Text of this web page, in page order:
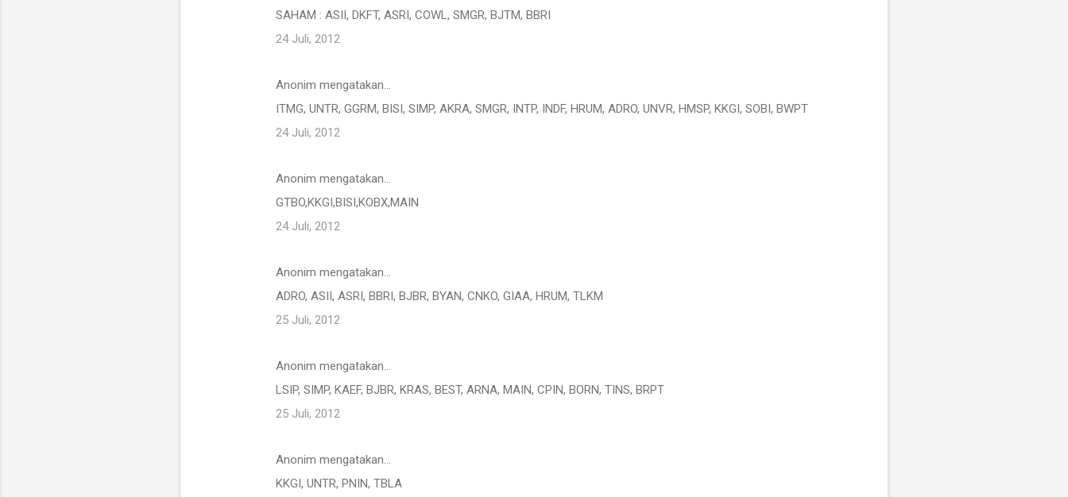
SAHAM : ASII, DKFT, ASRI, COWL, SMGR, BJTM, BBRI
24 Juli, 2012
Anonim mengatakan…
ITMG, UNTR, GGRM, BISI, SIMP, AKRA, SMGR, INTP, INDF, HRUM, ADRO, UNVR, HMSP, KKGI, SOBI, BWPT
24 Juli, 2012
Anonim mengatakan…
GTBO,KKGI,BISI,KOBX,MAIN
24 Juli, 2012
Anonim mengatakan…
ADRO, ASII, ASRI, BBRI, BJBR, BYAN, CNKO, GIAA, HRUM, TLKM
25 Juli, 2012
Anonim mengatakan…
LSIP, SIMP, KAEF, BJBR, KRAS, BEST, ARNA, MAIN, CPIN, BORN, TINS, BRPT
25 Juli, 2012
Anonim mengatakan…
KKGI, UNTR, PNIN, TBLA